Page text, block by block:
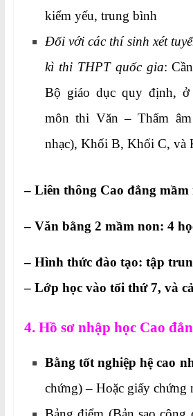
kiểm yếu, trung bình
Đối với các thí sinh xét
kì thi THPT quốc gia:
Bộ giáo dục quy định,
môn thi Văn – Thẩm
nhạc), Khối B, Khối C, và
– Liên thông Cao đẳng
– Văn bằng 2 mầm non: 4
– Hình thức đào tạo: tập
– Lớp học vào tối thứ 7, và
4. Hồ sơ nhập học Cao
Bằng tốt nghiệp hệ cao
chứng) – Hoặc giấy chứng